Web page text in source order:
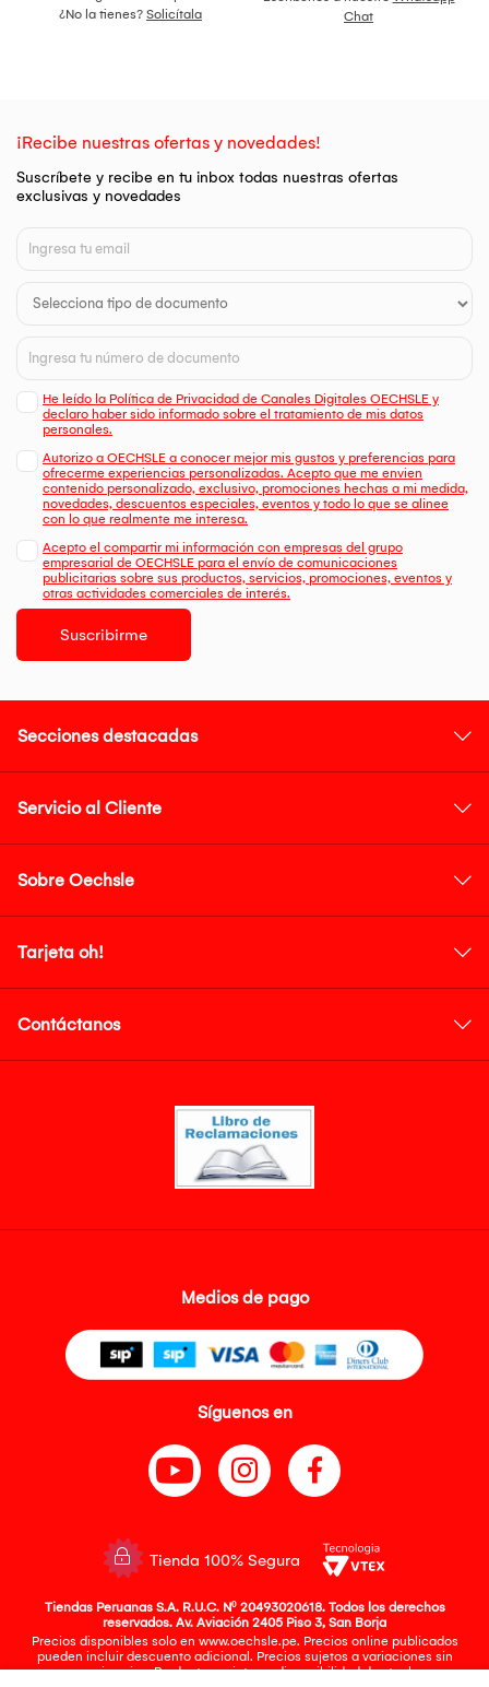
¿No la tienes? Solicítala
Chat
¡Recibe nuestras ofertas y novedades!
Suscríbete y recibe en tu inbox todas nuestras ofertas
exclusivas y novedades
He leído la Política de Privacidad de Canales Digitales OECHSLE y
declaro haber sido informado sobre el tratamiento de mis datos
personales.
Autorizo a OECHSLE a conocer mejor mis gustos y preferencias para
ofrecerme experiencias personalizadas. Acepto que me envien
contenido personalizado, exclusivo, promociones hechas a mi medida,
novedades, descuentos especiales, eventos y todo lo que se alinee
con lo que realmente me interesa.
Acepto el compartir mi información con empresas del grupo
empresarial de OECHSLE para el envío de comunicaciones
publicitarias sobre sus productos, servicios, promociones, eventos y
otras actividades comerciales de interés.
Suscribirme
Secciones destacadas
Servicio al Cliente
Sobre Oechsle
Tarjeta oh!
Contáctanos
Medios de pago
Síguenos en
Tienda 100% Segura
Tiendas Peruanas S.A. R.U.C. Nº 20493020618. Todos los derechos
reservados. Av. Aviación 2405 Piso 3, San Borja
Precios disponibles solo en www.oechsle.pe. Precios online publicados
pueden incluir descuento adicional. Precios sujetos a variaciones sin
previo aviso. Productos sujetos a disponibilidad de stock